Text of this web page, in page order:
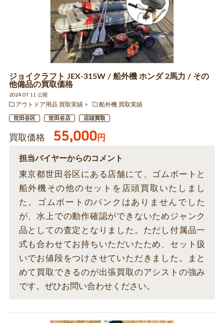
ジョイクラフト JEX-315W / 船外機 ホンダ 2馬力 / その
他備品の買取価格
2024.07.11 公開
アウトドア用品 買取実績
船外機 買取実績
世田谷区 世田谷店 店頭買取
買取価格 55,000円
担当バイヤーからのコメント
東京都世田谷区にある店舗にて、ゴムボートと
船外機その他のセットを店頭買取いたしまし
た。ゴムボートのパンクはありませんでした
が、水上での動作確認ができないためジャンク
品としての査定となりました。ただし付属品一
式も合わせてお持ちいただいたため、セット扱
いでお値段をつけさせていただきました。まと
めて買取できるのが出張買取のアシストの強み
です。ぜひお問い合わせください。